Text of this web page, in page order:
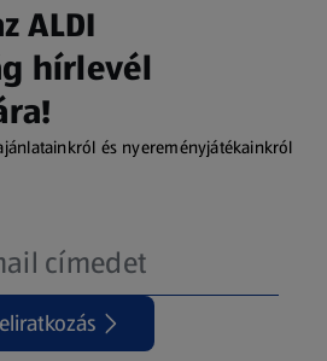
ALDI
hírlevél
és nyereményjátékainkról